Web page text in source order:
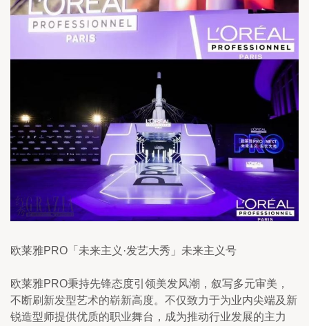
欧莱雅PRO「未来主义·发艺大秀」未来主义号
欧莱雅PRO秉持先锋态度引领美发风潮，叙写多元审美，
不断刷新发型艺术的崭新高度。不仅致力于为业内尖端及新
锐造型师提供优质的职业舞台，成为推动行业发展的主力